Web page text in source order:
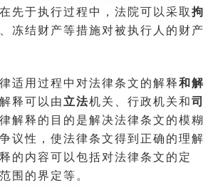
先于执行过程中，法院可以采取拘
、冻结财产等措施对被执行人的财产
适用过程中对法律条文的解释和解
释可以由 立法机关、行政机关和司
解释的目的是解决法律条文的模糊
议性，使法律条文得到正确的理解
的内容可以包括对法律条文的定
围的界定等。